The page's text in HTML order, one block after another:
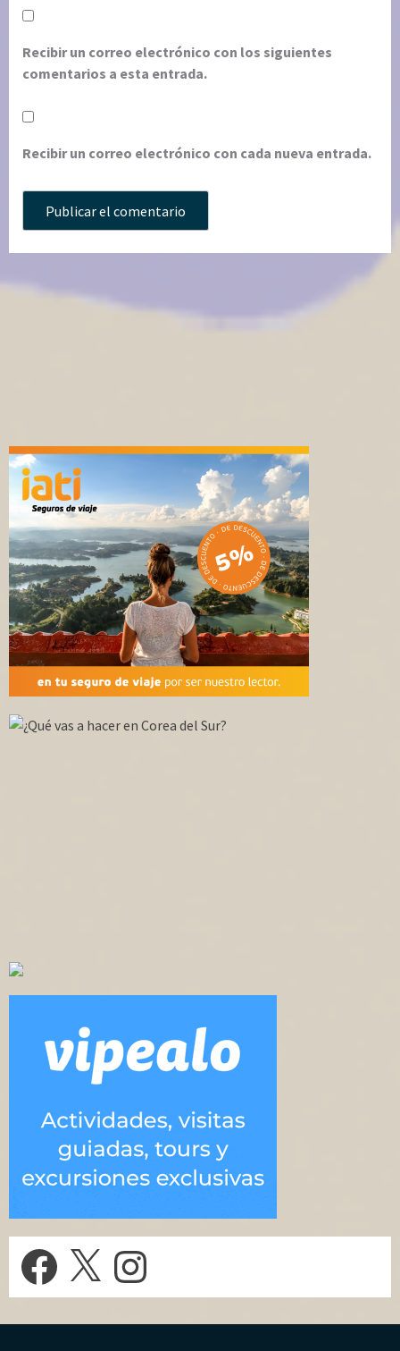
Recibir un correo electrónico con los siguientes
comentarios a esta entrada.
Recibir un correo electrónico con cada nueva entrada.
Facebook Instagram